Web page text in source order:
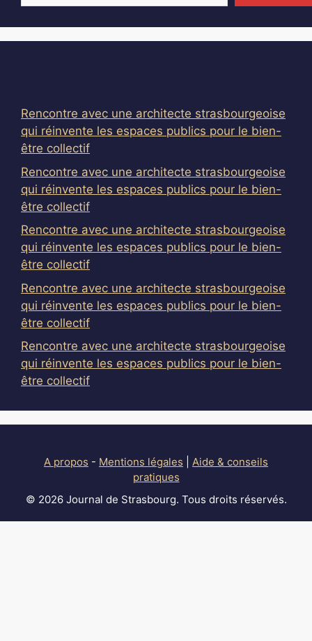
Rencontre avec une architecte strasbourgeoise
qui réinvente les espaces publics pour le bien-
être collectif
Rencontre avec une architecte strasbourgeoise
qui réinvente les espaces publics pour le bien-
être collectif
Rencontre avec une architecte strasbourgeoise
qui réinvente les espaces publics pour le bien-
être collectif
Rencontre avec une architecte strasbourgeoise
qui réinvente les espaces publics pour le bien-
être collectif
Rencontre avec une architecte strasbourgeoise
qui réinvente les espaces publics pour le bien-
être collectif
A propos - Mentions légales
Aide & conseils
pratiques
© 2026 Journal de Strasbourg. Tous droits réservés.